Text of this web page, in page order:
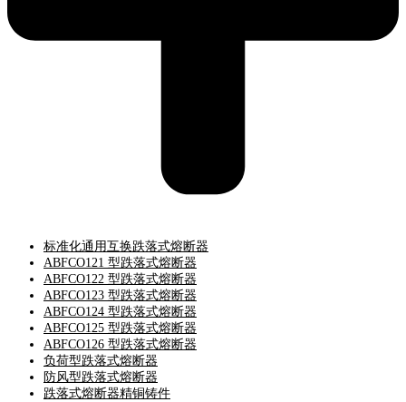
标准化通用互换跌落式熔断器
ABFCO121 型跌落式熔断器
ABFCO122 型跌落式熔断器
ABFCO123 型跌落式熔断器
ABFCO124 型跌落式熔断器
ABFCO125 型跌落式熔断器
ABFCO126 型跌落式熔断器
负荷型跌落式熔断器
防风型跌落式熔断器
跌落式熔断器精铜铸件